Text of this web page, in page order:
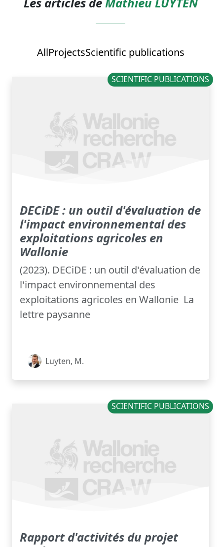
AllProjectsScientific publications
SCIENTIFIC PUBLICATIONS
DECiDE : un outil d'évaluation de
l'impact environnemental des
exploitations agricoles en
Wallonie
(2023). DECiDE : un outil d'évaluation de
l'impact environnemental des
exploitations agricoles en Wallonie La
lettre paysanne
Luyten, M.
SCIENTIFIC PUBLICATIONS
Rapport d'activités du projet